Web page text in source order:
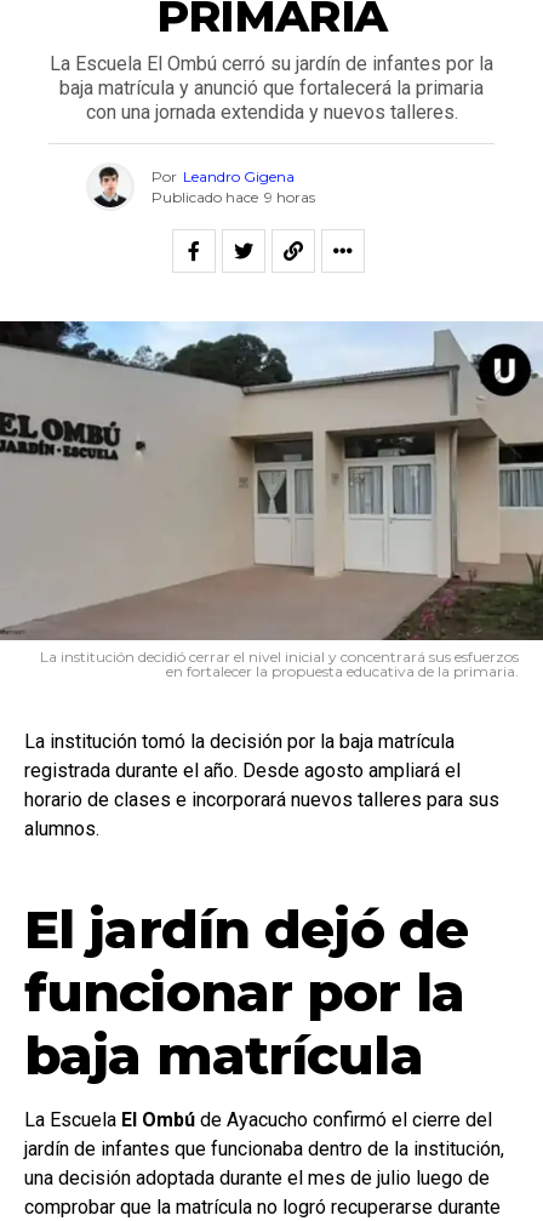
PRIMARIA
La Escuela El Ombú cerró su jardín de infantes por la
baja matrícula y anunció que fortalecerá la primaria
con una jornada extendida y nuevos talleres.
Por Leandro Gigena
Publicado hace 9 horas
La institución decidió cerrar el nivel inicial y concentrará sus esfuerzos
en fortalecer la propuesta educativa de la primaria.
La institución tomó la decisión por la baja matrícula
registrada durante el año. Desde agosto ampliará el
horario de clases e incorporará nuevos talleres para sus
alumnos.
El jardín dejó de
funcionar por la
baja matrícula
La Escuela El Ombú de Ayacucho confirmó el cierre del
jardín de infantes que funcionaba dentro de la institución,
una decisión adoptada durante el mes de julio luego de
comprobar que la matrícula no logró recuperarse durante